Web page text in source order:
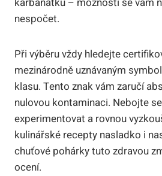
nespočet.
Při výběru vždy hledejte
mezinárodně uznávaným
klasu. Tento znak vám zaručí
nulovou kontaminaci. Nebojte
experimentovat a rovnou
kulinářské recepty nasladko i
chuťové pohárky tuto zdravou
ocení.